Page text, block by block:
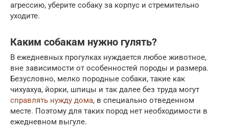
агрессию, уберите собаку за корпус и стремительно
уходите.
Каким собакам нужно гулять?
В ежедневных прогулках нуждается любое животное,
вне зависимости от особенностей породы и размера.
Безусловно, мелко породные собаки, такие как
чихуахуа, йорки, шпицы и так далее без труда могут
справлять нужду дома, в специально отведенном
месте. Поэтому для таких пород нет необходимости в
ежедневном выгуле.